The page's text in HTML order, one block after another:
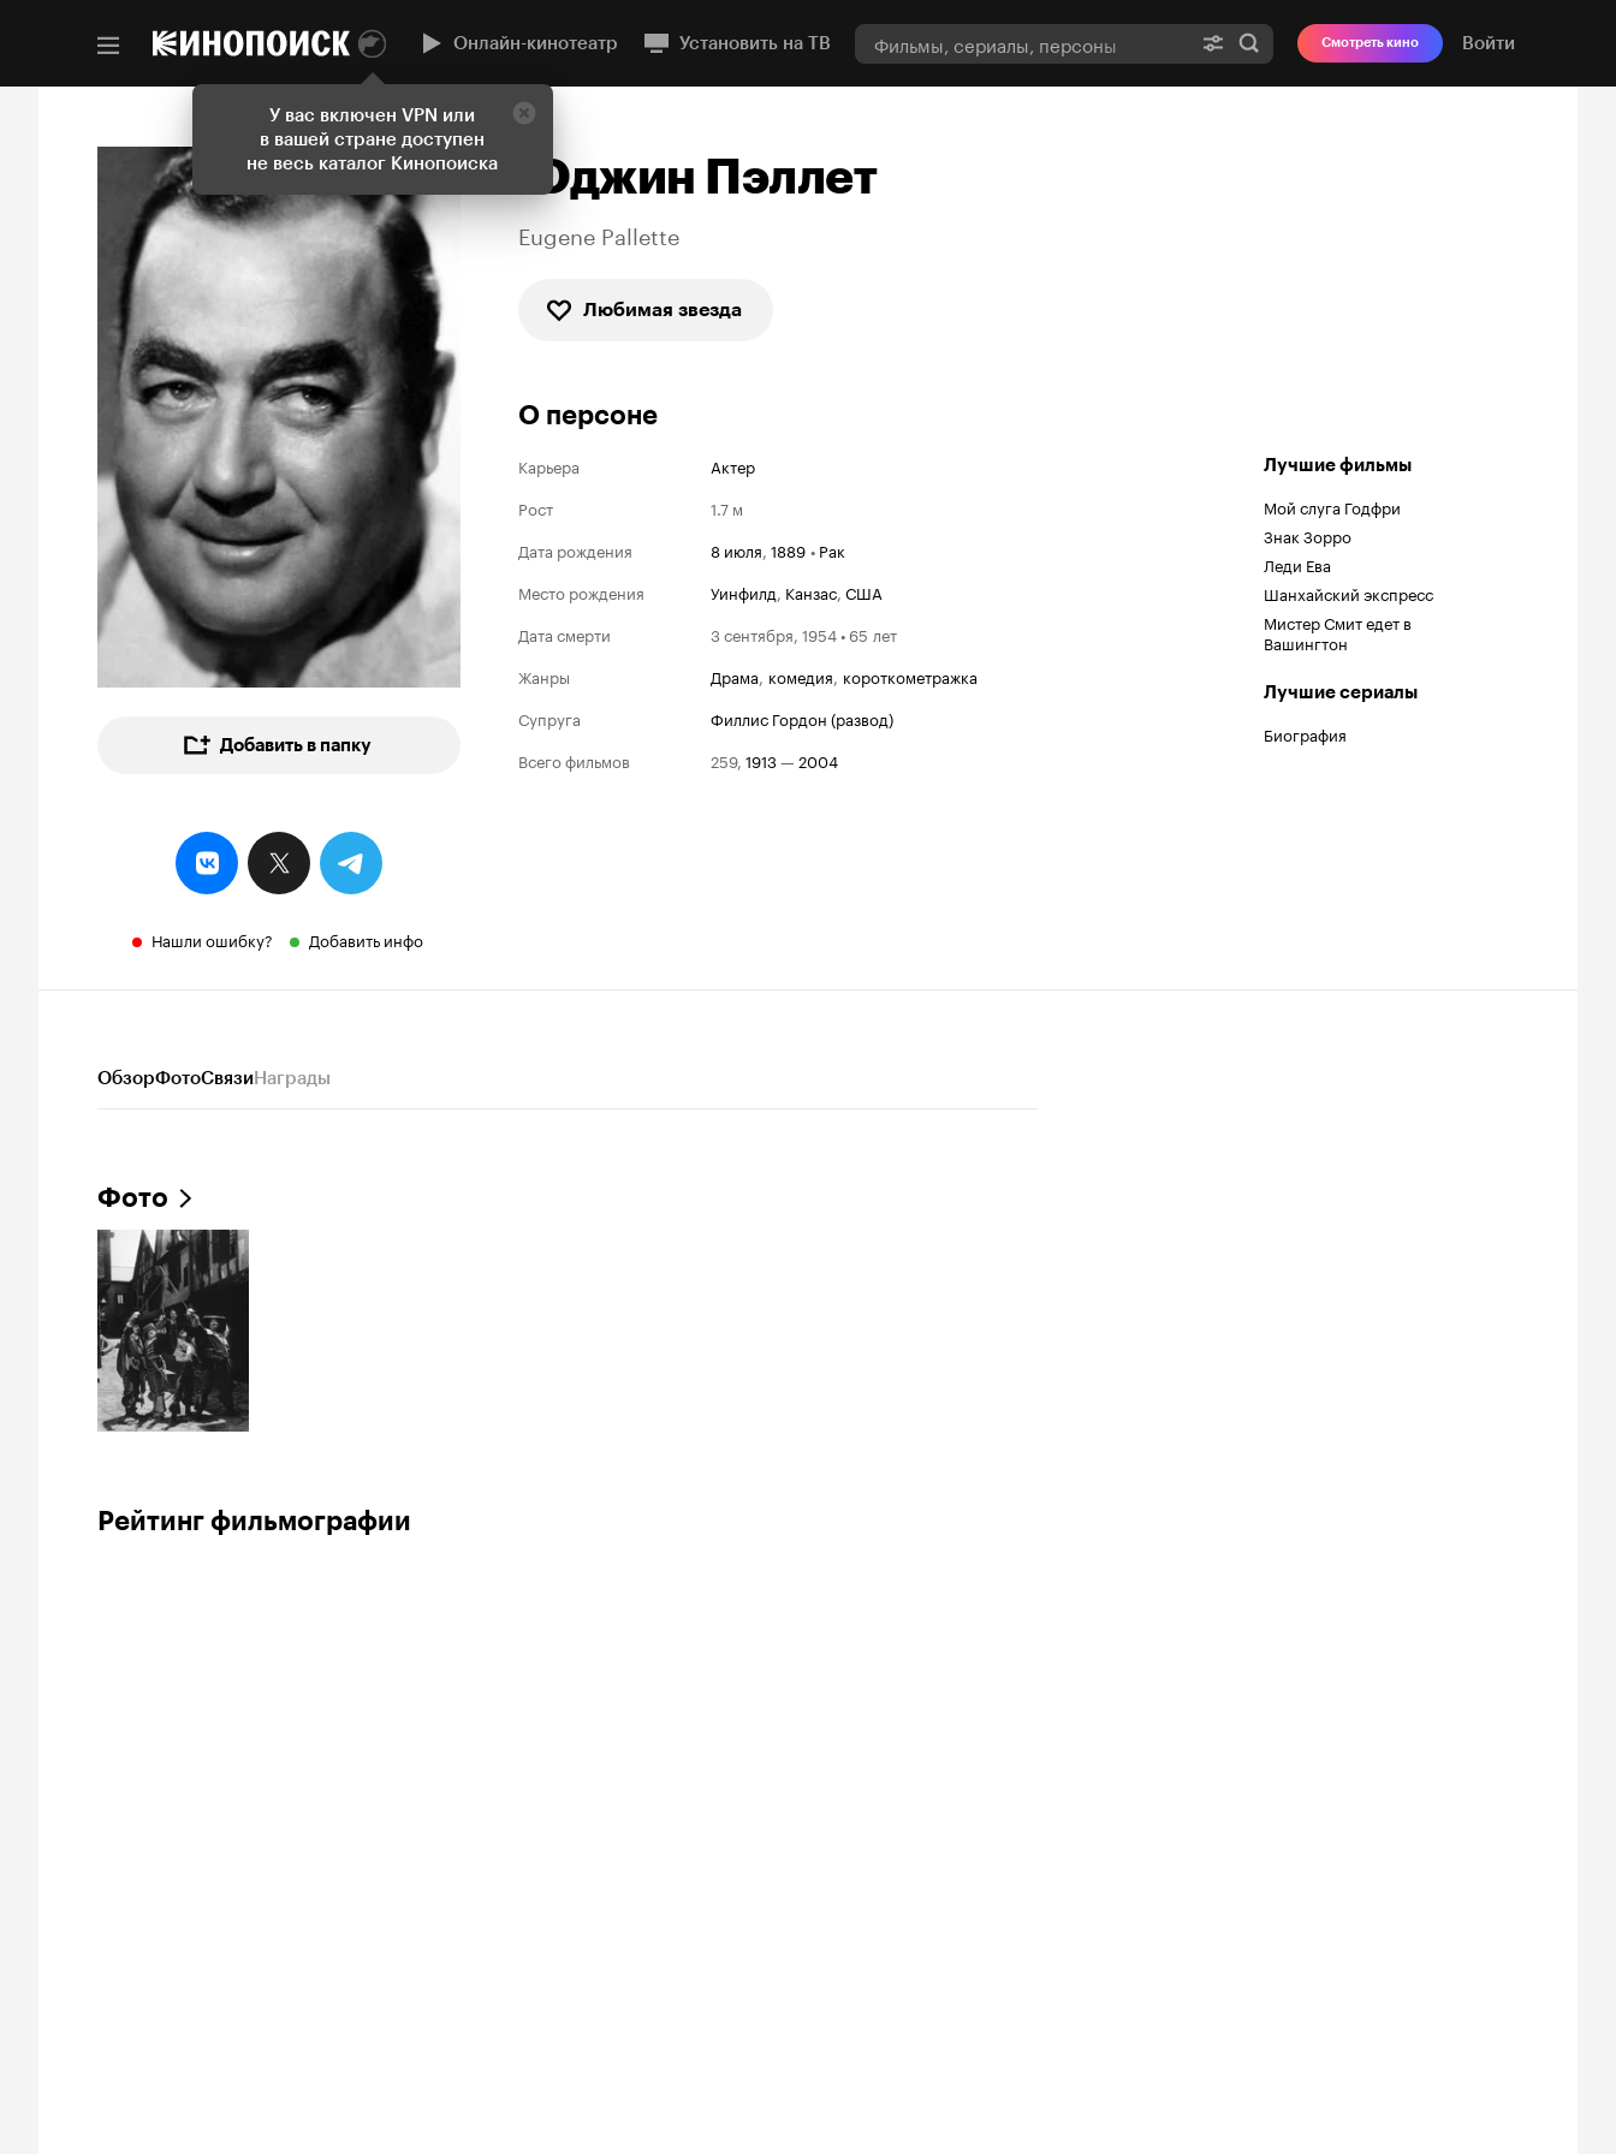
У вас включен VPN или
в вашей стране доступен
не весь каталог Кинопоиска
Онлайн-кинотеатр Установить на ТВ Смотреть кино Войти
Добавить в папку
Нашли ошибку? Добавить инфо
Юджин Пэллет
Eugene Pallette
Любимая звезда
О персоне
Карьера
Актер
Рост
1.7 м
Дата рождения
8 июля, 1889 • Рак
Место рождения
Уинфилд, Канзас, США
Дата смерти
3 сентября, 1954 • 65 лет
Жанры
драма, комедия, короткометражка
Супруга
Филлис Гордон (развод)
Всего фильмов
259, 1913— 2004
Лучшие фильмы
Мой слуга Годфри
Знак Зорро
Леди Ева
Шанхайский экспресс
Мистер Смит едет в
Вашингтон
Лучшие сериалы
Биография
ОбзорФотоСвязиНаграды
Фото
Рейтинг фильмографии